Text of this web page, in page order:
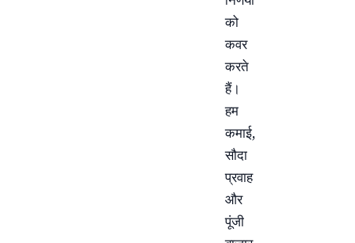
को
कवर
करते
हैं।
हम
कमाई,
सौदा
प्रवाह
और
पूंजी